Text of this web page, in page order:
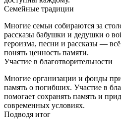
Семейные традиции
Многие семьи собираются за
рассказы бабушки и дедушки о
героизма, песни и рассказы —
понять ценность памяти.
Участие в благотворительности
Многие организации и фонды
память о погибших. Участие в
помогает сохранять память и
современных условиях.
Подводя итог